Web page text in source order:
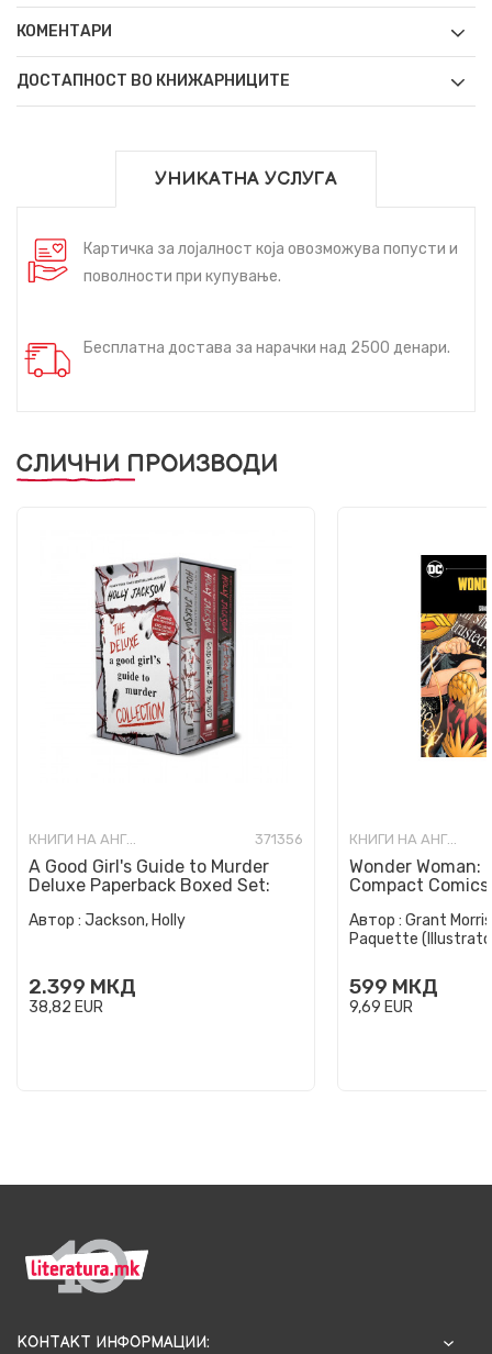
КОМЕНТАРИ
ДОСТАПНОСТ ВО КНИЖАРНИЦИТЕ
УНИКАТНА УСЛУГА
Картичка за лојалност која овозможува попусти и
поволности при купување.
Бесплатна достава за нарачки над 2500 денари.
СЛИЧНИ ПРОИЗВОДИ
КНИГИ НА АНГЛИСКИ ЈАЗИК 371356
A Good Girl's Guide to Murder
Deluxe Paperback Boxed Set:
Автор : Jackson, Holly
2.399 МКД
38,82 EUR
КНИГИ НА АНГЛИСКИ ЈАЗИК
Wonder Woman:
Compact
Автор : Grant
Paquette
599 МКД
9,69 EUR
КОНТАКТ ИНФОРМАЦИИ: